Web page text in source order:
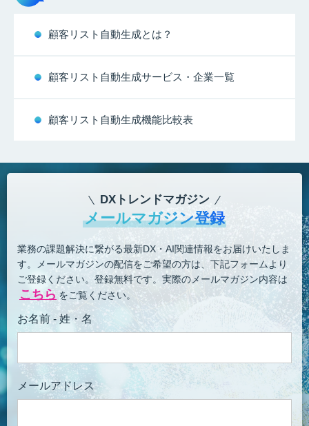
顧客リスト自動生成とは？
顧客リスト自動生成サービス・企業一覧
顧客リスト自動生成機能比較表
DXトレンドマガジン
メールマガジン登録
業務の課題解決に繋がる最新DX・AI関連情報をお届けいたしま
す。
メールマガジンの配信をご希望の方は、下記フォームより
ご登録ください。登録無料です。 実際のメールマガジン内容は
こちら をご覧ください。
お名前 - 姓・名
メールアドレス